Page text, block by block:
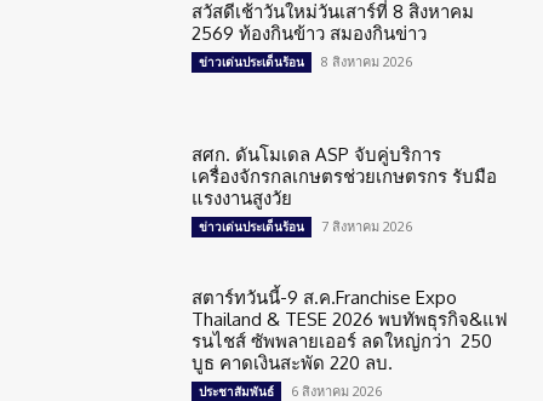
สวัสดีเช้าวันใหม่วันเสาร์ที่ 8 สิงหาคม
2569 ท้องกินข้าว สมองกินข่าว
ข่าวเด่นประเด็นร้อน 8 สิงหาคม 2026
สศก. ดันโมเดล ASP จับคู่บริการ
เครื่องจักรกลเกษตรช่วยเกษตรกร รับมือ
แรงงานสูงวัย
ข่าวเด่นประเด็นร้อน 7 สิงหาคม 2026
สตาร์ทวันนี้-9 ส.ค.Franchise Expo
Thailand & TESE 2026 พบทัพธุรกิจ&แฟ
รนไชส์ ซัพพลายเออร์ ลดใหญ่กว่า 250
บูธ คาดเงินสะพัด 220 ลบ.
ประชาสัมพันธ์ 6 สิงหาคม 2026